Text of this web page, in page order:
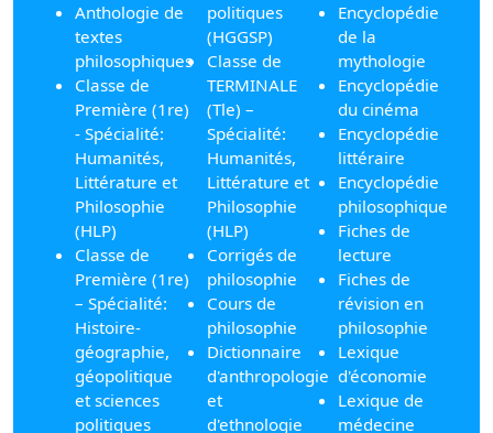
Anthologie de
textes
philosophiques
Classe de
Première (1re)
- Spécialité:
Humanités,
Littérature et
Philosophie
(HLP)
Classe de
Première (1re)
– Spécialité:
Histoire-
géographie,
géopolitique
et sciences
politiques
politiques
(HGGSP)
Classe de
TERMINALE
(Tle) –
Spécialité:
Humanités,
Littérature et
Philosophie
(HLP)
Corrigés de
philosophie
Cours de
philosophie
Dictionnaire
d'anthropologie
et
d'ethnologie
Encyclopédie
de la
mythologie
Encyclopédie
du cinéma
Encyclopédie
littéraire
Encyclopédie
philosophique
Fiches de
lecture
Fiches de
révision en
philosophie
Lexique
d'économie
Lexique de
médecine